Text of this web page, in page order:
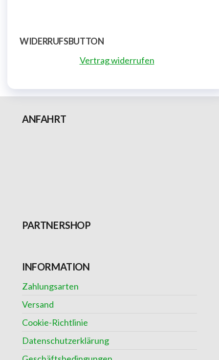
WIDERRUFSBUTTON
Vertrag widerrufen
ANFAHRT
PARTNERSHOP
INFORMATION
Zahlungsarten
Versand
Cookie-Richtlinie
Datenschutzerklärung